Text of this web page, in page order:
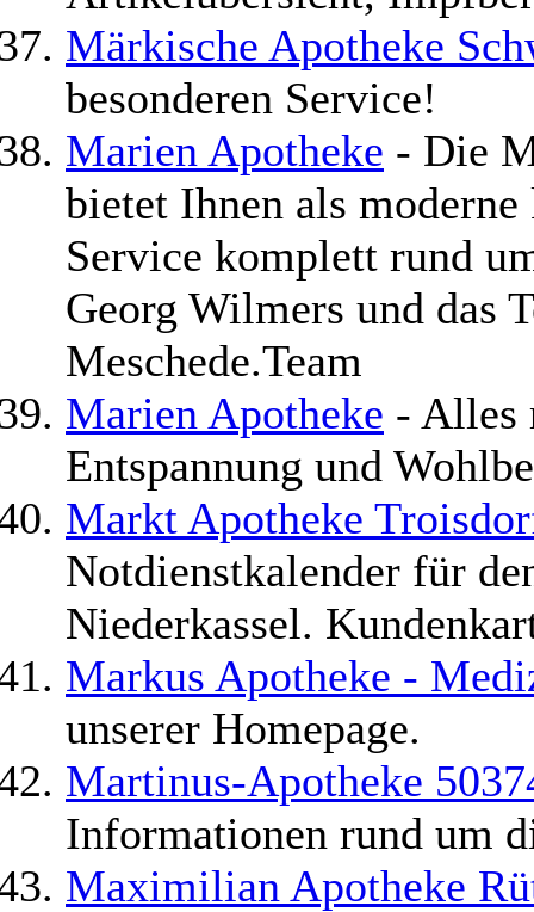
Märkische Apotheke
besonderen Service!
Marien Apotheke - Die
bietet Ihnen als
Service komplett rund
Georg Wilmers und das
Meschede.Team
Marien Apotheke - Alles
Entspannung und
Markt Apotheke
Notdienstkalender für
Niederkassel.
Markus Apotheke -
unserer Homepage.
Martinus-Apotheke
Informationen rund um
Maximilian Apotheke